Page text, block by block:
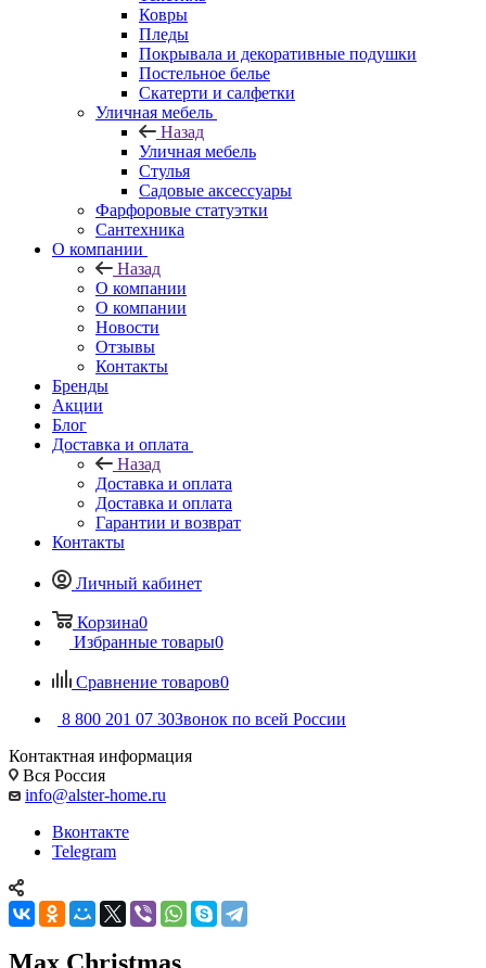
Ковры
Пледы
Покрывала и декоративные подушки
Постельное белье
Скатерти и салфетки
Уличная мебель
Назад
Уличная мебель
Стулья
Садовые аксессуары
Фарфоровые статуэтки
Сантехника
О компании
Назад
О компании
О компании
Новости
Отзывы
Контакты
Бренды
Акции
Блог
Доставка и оплата
Назад
Доставка и оплата
Доставка и оплата
Гарантии и возврат
Контакты
Личный кабинет
Корзина0
Избранные товары0
Сравнение товаров0
8 800 201 07 30Звонок по всей России
Контактная информация
Вся Россия
info@alster-home.ru
Вконтакте
Telegram